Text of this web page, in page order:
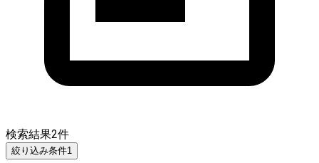
検索結果2件
絞り込み条件1